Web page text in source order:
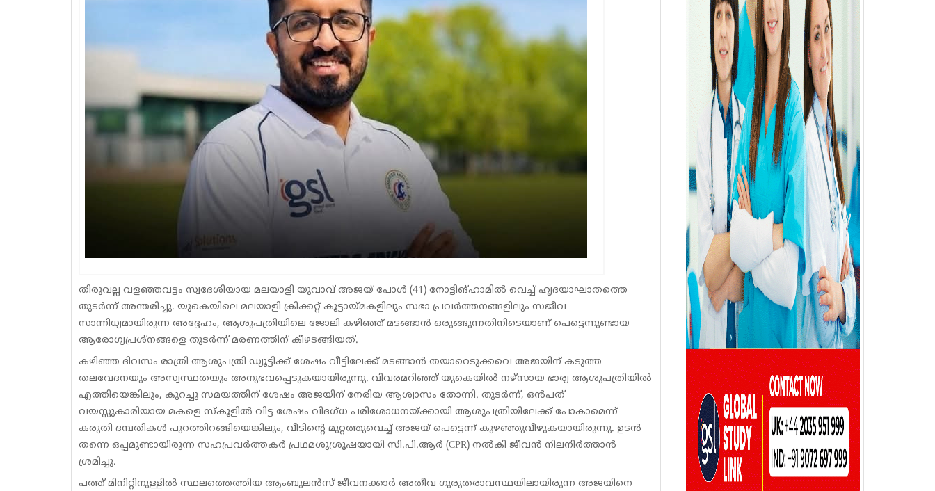
തിരുവല്ല വളഞ്ഞവട്ടം സ്വദേശിയായ മലയാളി യുവാവ് അജയ് പോള്‍ (41) നോട്ടിങ്ഹാമില്‍ വെച്ച് ഹൃദയാഘാതത്തെ
തുടര്‍ന്ന് അന്തരിച്ചു. യുകെയിലെ മലയാളി ക്രിക്കറ്റ് കൂട്ടായ്മകളിലും സഭാ പ്രവര്‍ത്തനങ്ങളിലും സജീവ
സാന്നിധ്യമായിരുന്ന അദ്ദേഹം, ആശുപത്രിയിലെ ജോലി കഴിഞ്ഞ് മടങ്ങാന്‍ ഒരുങ്ങുന്നതിനിടെയാണ് പെട്ടെന്നുണ്ടായ
ആരോഗ്യപ്രശ്‌നങ്ങളെ തുടര്‍ന്ന് മരണത്തിന് കീഴടങ്ങിയത്.
കഴിഞ്ഞ ദിവസം രാത്രി ആശുപത്രി ഡ്യൂട്ടിക്ക് ശേഷം വീട്ടിലേക്ക് മടങ്ങാന്‍ തയാറെടുക്കവെ അജയിന് കടുത്ത
തലവേദനയും അസ്വസ്ഥതയും അനുഭവപ്പെടുകയായിരുന്നു. വിവരമറിഞ്ഞ് യുകെയില്‍ നഴ്‌സായ ഭാര്യ ആശുപത്രിയില്‍
എത്തിയെങ്കിലും, കുറച്ചു സമയത്തിന് ശേഷം അജയിന് നേരിയ ആശ്വാസം തോന്നി. തുടര്‍ന്ന്, ഒന്‍പത്
വയസ്സുകാരിയായ മകളെ സ്‌കൂളില്‍ വിട്ട ശേഷം വിദഗ്ധ പരിശോധനയ്ക്കായി ആശുപത്രിയിലേക്ക് പോകാമെന്ന്
കരുതി ദമ്പതികള്‍ പുറത്തിറങ്ങിയെങ്കിലും, വീടിന്റെ മുറ്റത്തുവെച്ച് അജയ് പെട്ടെന്ന് കുഴഞ്ഞുവീഴുകയായിരുന്നു. ഉടന്‍
തന്നെ ഒപ്പമുണ്ടായിരുന്ന സഹപ്രവര്‍ത്തകര്‍ പ്രഥമശുശ്രൂഷയായി സി.പി.ആര്‍ (CPR) നല്‍കി ജീവന്‍ നിലനിര്‍ത്താന്‍
ശ്രമിച്ചു.
പത്ത് മിനിറ്റിനുള്ളില്‍ സ്ഥലത്തെത്തിയ ആംബുലന്‍സ് ജീവനക്കാര്‍ അതീവ ഗുരുതരാവസ്ഥയിലായിരുന്ന അജയിനെ